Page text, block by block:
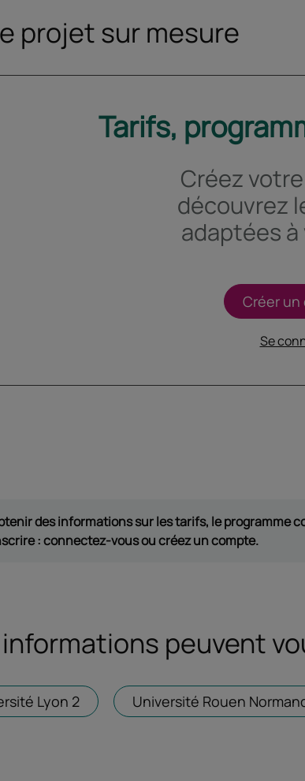
projet sur mesure
Tarifs,
Créez
découvrez
adaptées
Créer
Se
des informations sur les tarifs, le programme
: connectez-vous ou créez un compte.
peuvent
Lyon 2 Ouvrir dans un nouvel onglet
Université Rouen